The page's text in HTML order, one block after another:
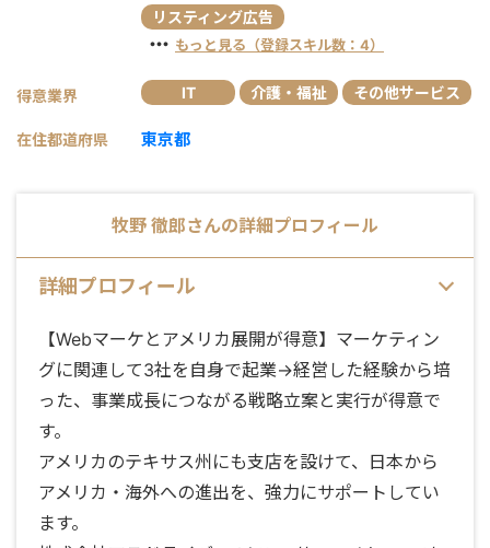
リスティング広告
・・・ もっと見る（登録スキル数：4）
得意業界 IT 介護・福祉 その他サービス
在住都道府県 東京都
牧野 徹郎さんの詳細プロフィール
詳細プロフィール
【Webマーケとアメリカ展開が得意】マーケティン
グに関連して3社を自身で起業→経営した経験から培
った、事業成長につながる戦略立案と実行が得意で
す。
アメリカのテキサス州にも支店を設けて、日本から
アメリカ・海外への進出を、強力にサポートしてい
ます。